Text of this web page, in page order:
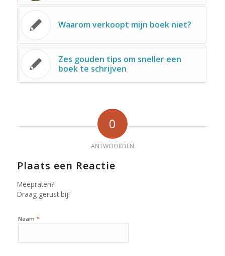
Waarom verkoopt mijn boek niet?
Zes gouden tips om sneller een
boek te schrijven
0
ANTWOORDEN
Plaats een Reactie
Meepraten?
Draag gerust bij!
Naam *